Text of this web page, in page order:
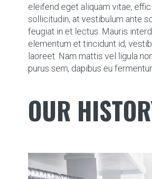
eleifend eget aliquam vitae,
sollicitudin, at vestibulum ante
feugiat in et lectus. Mauris
elementum et tincidunt id,
laoreet. Nam mattis vel ligula
purus sem, dapibus eu
OUR